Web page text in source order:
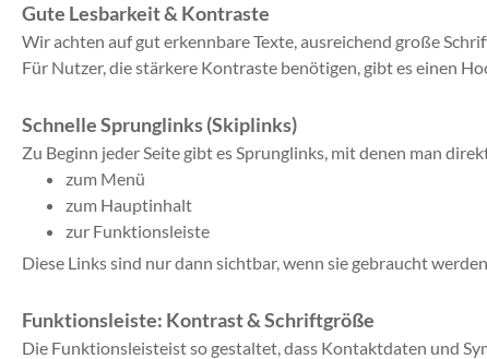
Gute Lesbarkeit & Kontraste
Wir achten auf gut erkennbare Texte, ausreichend große
Für Nutzer, die stärkere Kontraste benötigen, gibt es einen
Schnelle Sprunglinks (Skiplinks)
Zu Beginn jeder Seite gibt es Sprunglinks, mit denen man
zum Menü
zum Hauptinhalt
zur Funktionsleiste
Diese Links sind nur dann sichtbar, wenn sie gebraucht
Funktionsleiste: Kontrast & Schriftgröße
Die Funktionsleisteist so gestaltet, dass Kontaktdaten und